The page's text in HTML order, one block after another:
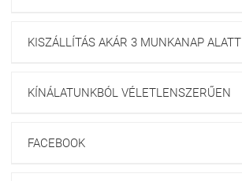
KISZÁLLÍTÁS AKÁR 3 MUNKANAP ALATT
KÍNÁLATUNKBÓL VÉLETLENSZERŰEN
FACEBOOK